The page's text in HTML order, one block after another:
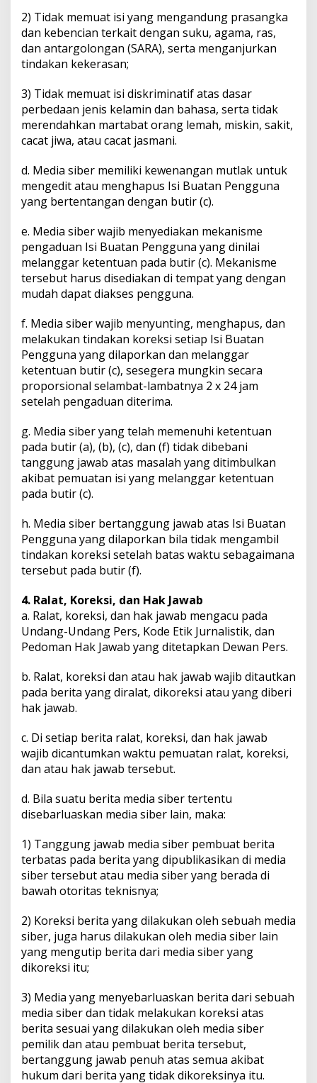
2) Tidak memuat isi yang mengandung prasangka
dan kebencian terkait dengan suku, agama, ras,
dan antargolongan (SARA), serta menganjurkan
tindakan kekerasan;
3) Tidak memuat isi diskriminatif atas dasar
perbedaan jenis kelamin dan bahasa, serta tidak
merendahkan martabat orang lemah, miskin, sakit,
cacat jiwa, atau cacat jasmani.
d. Media siber memiliki kewenangan mutlak untuk
mengedit atau menghapus Isi Buatan Pengguna
yang bertentangan dengan butir (c).
e. Media siber wajib menyediakan mekanisme
pengaduan Isi Buatan Pengguna yang dinilai
melanggar ketentuan pada butir (c). Mekanisme
tersebut harus disediakan di tempat yang dengan
mudah dapat diakses pengguna.
f. Media siber wajib menyunting, menghapus, dan
melakukan tindakan koreksi setiap Isi Buatan
Pengguna yang dilaporkan dan melanggar
ketentuan butir (c), sesegera mungkin secara
proporsional selambat-lambatnya 2 x 24 jam
setelah pengaduan diterima.
g. Media siber yang telah memenuhi ketentuan
pada butir (a), (b), (c), dan (f) tidak dibebani
tanggung jawab atas masalah yang ditimbulkan
akibat pemuatan isi yang melanggar ketentuan
pada butir (c).
h. Media siber bertanggung jawab atas Isi Buatan
Pengguna yang dilaporkan bila tidak mengambil
tindakan koreksi setelah batas waktu sebagaimana
tersebut pada butir (f).
4. Ralat, Koreksi, dan Hak Jawab
a. Ralat, koreksi, dan hak jawab mengacu pada
Undang-Undang Pers, Kode Etik Jurnalistik, dan
Pedoman Hak Jawab yang ditetapkan Dewan Pers.
b. Ralat, koreksi dan atau hak jawab wajib ditautkan
pada berita yang diralat, dikoreksi atau yang diberi
hak jawab.
c. Di setiap berita ralat, koreksi, dan hak jawab
wajib dicantumkan waktu pemuatan ralat, koreksi,
dan atau hak jawab tersebut.
d. Bila suatu berita media siber tertentu
disebarluaskan media siber lain, maka:
1) Tanggung jawab media siber pembuat berita
terbatas pada berita yang dipublikasikan di media
siber tersebut atau media siber yang berada di
bawah otoritas teknisnya;
2) Koreksi berita yang dilakukan oleh sebuah media
siber, juga harus dilakukan oleh media siber lain
yang mengutip berita dari media siber yang
dikoreksi itu;
3) Media yang menyebarluaskan berita dari sebuah
media siber dan tidak melakukan koreksi atas
berita sesuai yang dilakukan oleh media siber
pemilik dan atau pembuat berita tersebut,
bertanggung jawab penuh atas semua akibat
hukum dari berita yang tidak dikoreksinya itu.